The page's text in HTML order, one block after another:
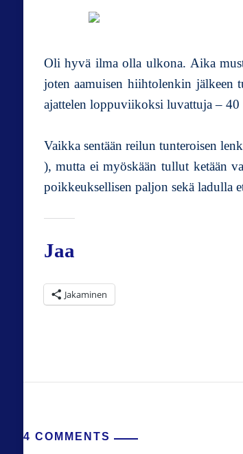
Oli hyvä ilma olla ulkona. Aika
joten aamuisen hiihtolenkin jälkeen
ajattelen loppuviikoksi luvattuja –
Vaikka sentään reilun tunteroisen
), mutta ei myöskään tullut ketään
poikkeuksellisen paljon sekä ladulla
Jaa
Jakaminen
4 COMMENTS